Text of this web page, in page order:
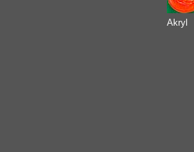
Akryl